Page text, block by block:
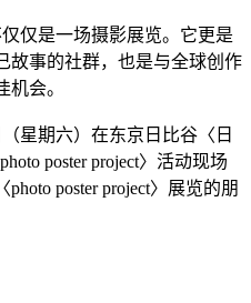
仅是一场摄影展览。它更是
故事的社群，也是与全球创作
会。
星期六）在东京日比谷〈日
poster project〉活动现场
poster project〉展览的朋